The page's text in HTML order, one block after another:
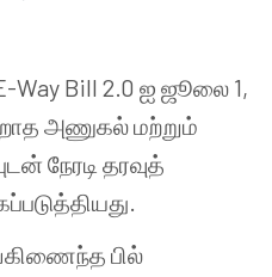
Way Bill 2.0 ஐ ஜூலை 1,
அணுகல் மற்றும்
நேரடி தரவுத்
பில்